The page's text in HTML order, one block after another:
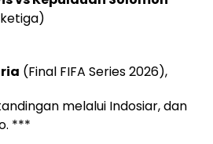
(Final FIFA Series 2026),
melalui Indosiar, dan
***